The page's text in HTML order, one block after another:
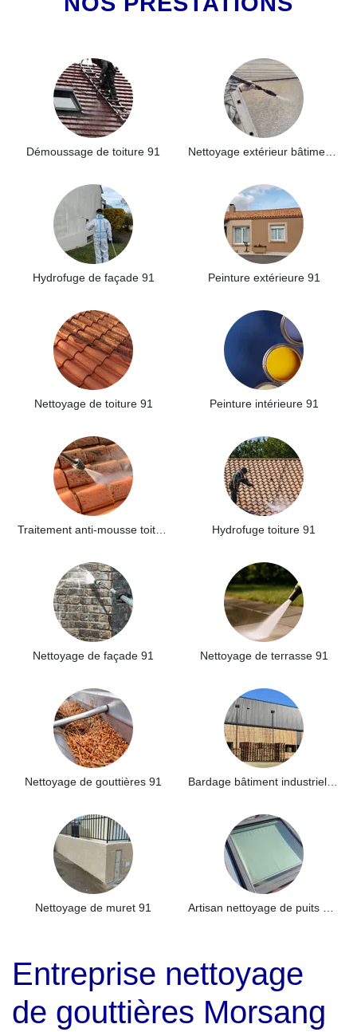
Démoussage de toiture 91
Hydrofuge de façade 91 Peinture extérieure 91
Nettoyage de toiture 91 Peinture intérieure 91
Hydrofuge toiture 91
Nettoyage de façade 91 Nettoyage de terrasse 91
Nettoyage de gouttières 91
Nettoyage de muret 91
Entreprise nettoyage
de gouttières Morsang